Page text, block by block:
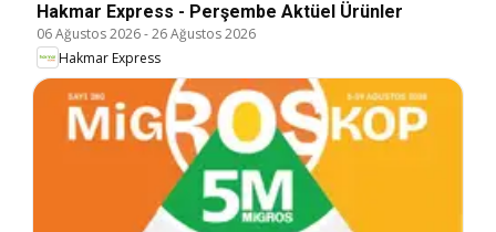
Hakmar Express - Perşembe Aktüel Ürünler
06 Ağustos 2026-26 Ağustos 2026
Hakmar Express